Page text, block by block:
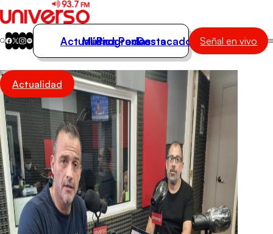
Actualidad
Música
Programas
Podcasts
Destacados
Actualidad
Música
Programas
Podcasts
Destacados Señal en vivo
Actualidad